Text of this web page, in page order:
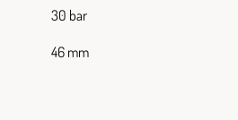
30 bar
46 mm